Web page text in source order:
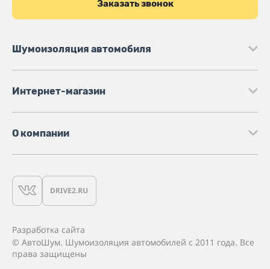
Заказать звонок
Шумоизоляция автомобиля
Интернет-магазин
О компании
Разработка сайта
© АвтоШум. Шумоизоляция автомобилей с 2011 года. Все
права защищены